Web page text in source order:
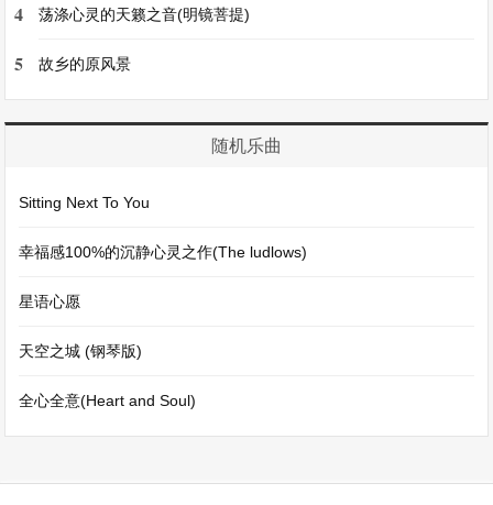
4 荡涤心灵的天籁之音(明镜菩提)
5 故乡的原风景
随机乐曲
Sitting Next To You
幸福感100%的沉静心灵之作(The ludlows)
星语心愿
天空之城 (钢琴版)
全心全意(Heart and Soul)